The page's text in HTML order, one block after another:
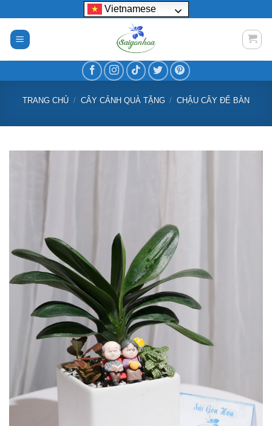
nội
dung
Vietnamese
TRANG CHỦ / CÂY CẢNH QUÀ TẶNG / CHẬU CÂY ĐỂ BÀN